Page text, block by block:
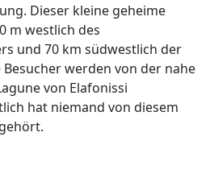
Dieser kleine geheime
m westlich des
und 70 km südwestlich der
Besucher werden von der nahe
von Elafonissi
hat niemand von diesem